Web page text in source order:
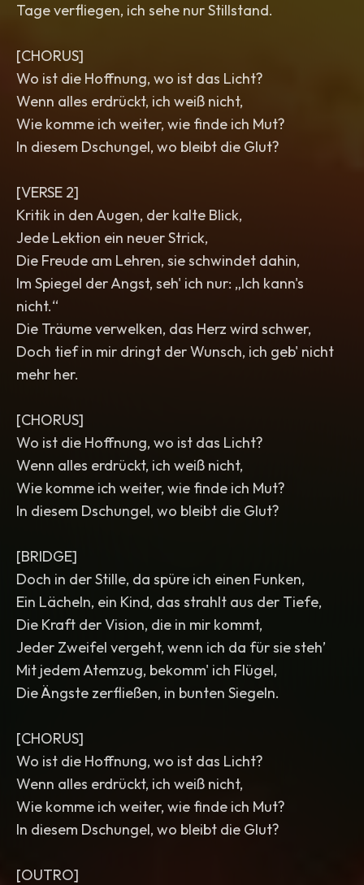
Tage verfliegen, ich sehe nur Stillstand.
[CHORUS]
Wo ist die Hoffnung, wo ist das Licht?
Wenn alles erdrückt, ich weiß nicht,
Wie komme ich weiter, wie finde ich Mut?
In diesem Dschungel, wo bleibt die Glut?
[VERSE 2]
Kritik in den Augen, der kalte Blick,
Jede Lektion ein neuer Strick,
Die Freude am Lehren, sie schwindet dahin,
Im Spiegel der Angst, seh' ich nur: „Ich kann's
nicht.“
Die Träume verwelken, das Herz wird schwer,
Doch tief in mir dringt der Wunsch, ich geb' nicht
mehr her.
[CHORUS]
Wo ist die Hoffnung, wo ist das Licht?
Wenn alles erdrückt, ich weiß nicht,
Wie komme ich weiter, wie finde ich Mut?
In diesem Dschungel, wo bleibt die Glut?
[BRIDGE]
Doch in der Stille, da spüre ich einen Funken,
Ein Lächeln, ein Kind, das strahlt aus der Tiefe,
Die Kraft der Vision, die in mir kommt,
Jeder Zweifel vergeht, wenn ich da für sie steh’
Mit jedem Atemzug, bekomm' ich Flügel,
Die Ängste zerfließen, in bunten Siegeln.
[CHORUS]
Wo ist die Hoffnung, wo ist das Licht?
Wenn alles erdrückt, ich weiß nicht,
Wie komme ich weiter, wie finde ich Mut?
In diesem Dschungel, wo bleibt die Glut?
[OUTRO]